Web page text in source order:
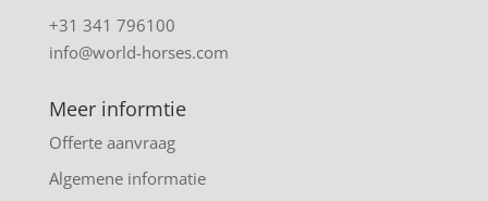
+31 341 796100
info@world-horses.com
Meer informtie
Offerte aanvraag
Algemene informatie